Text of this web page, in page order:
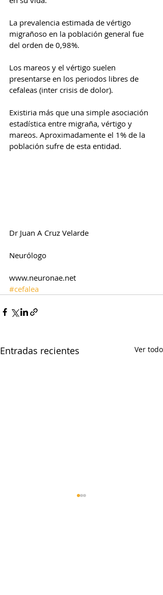
La prevalencia estimada de vértigo
migrañoso en la población general fue
del orden de 0,98%.
Los mareos y el vértigo suelen
presentarse en los periodos libres de
cefaleas (inter crisis de dolor).
Existiria más que una simple asociación
estadística entre migraña, vértigo y
mareos. Aproximadamente el 1% de la
población sufre de esta entidad.
Dr Juan A Cruz Velarde
Neurólogo
www.neuronae.net
#cefalea
Entradas recientes Ver todo